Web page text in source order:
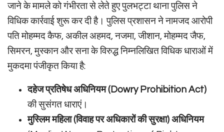
जाने के मामले को गंभीरता से लेते हुए पुलभट्टा थाना पुलिस ने
विधिक कार्रवाई शुरू कर दी है। पुलिस प्रशासन ने नामजद आरोपी
पति मोहम्मद कैफ, अकील अहमद, नजमा, जीशान, मोहम्मद जैफ,
सिमरन, मुस्कान और सना के विरुद्ध निम्नलिखित विधिक धाराओं में
मुकदमा पंजीकृत किया है:
दहेज प्रतिषेध अधिनियम (Dowry Prohibition Act)
की सुसंगत धाराएं।
मुस्लिम महिला (विवाह पर अधिकारों की सुरक्षा) अधिनियम